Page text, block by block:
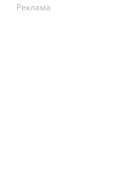
Реклама